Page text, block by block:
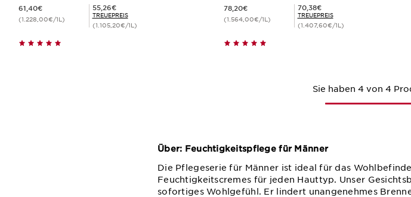
61,40€
(1.228,00€/1L)
Mitgliederpreis 55,26€
55,26€
TREUEPREIS
(1.105,20€/1L)
78,20€
(1.564,00€/1L)
Mitgliederpreis 70,38€
70,38€
TREUEPREIS
(1.407,60€/1L)
Sie haben 4 von 4
Über: Feuchtigkeitspflege für Männer
Die Pflegeserie für Männer ist ideal für das
Feuchtigkeitscremes für jeden Hauttyp. Unser
sofortiges Wohlgefühl. Er lindert unangenehmes